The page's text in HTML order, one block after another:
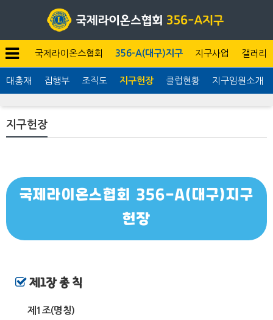
국제라이온스협회 356-A(대구)지구 지구사업 갤러리
대총재 집행부 조직도 지구헌장 클럽현황 지구임원소개
지구헌장
국제라이온스협회 356-A(대구)지구
헌장
제1장 총 칙
제1조(명칭)